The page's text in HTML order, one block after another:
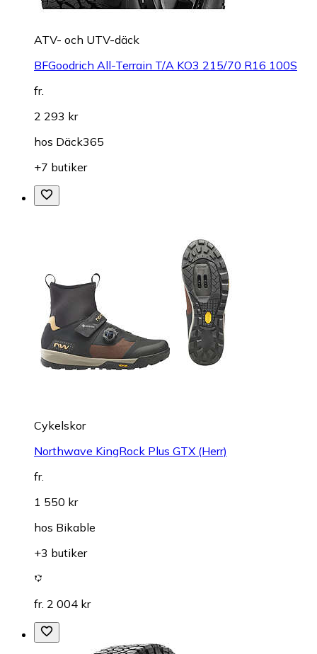
ATV- och UTV-däck
BFGoodrich All-Terrain T/A KO3 215/70 R16 100S
fr.
2 293 kr
hos Däck365
+7 butiker
Cykelskor
Northwave KingRock Plus GTX (Herr)
fr.
1 550 kr
hos Bikable
+3 butiker
fr. 2 004 kr